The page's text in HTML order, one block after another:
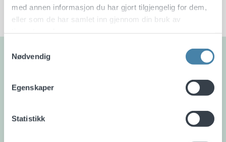
med annen informasjon du har gjort tilgjengelig for dem,
eller som de har samlet inn gjennom din bruk av
Nødvendig
Egenskaper
Statistikk
Lurer du på noe?
Fyll inn skjemaet så tar vi kontakt med deg. Du vil
kunne spørre oss om det du eventuelt måtte lure